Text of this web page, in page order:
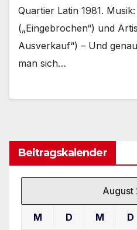
Quartier Latin 1981.
(„Eingebrochen“) und
Ausverkauf“) – Und
man sich…
Beitragskalender
August
M D M D